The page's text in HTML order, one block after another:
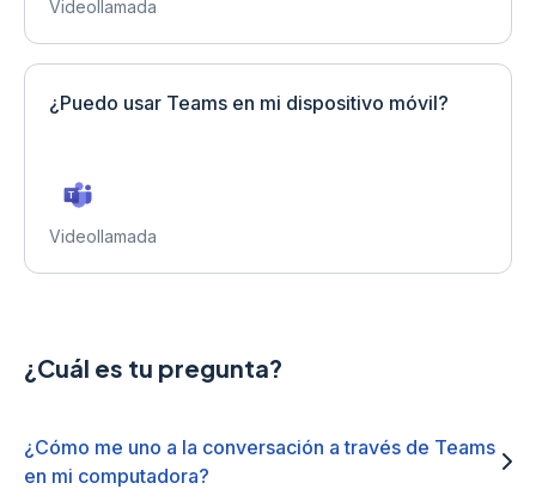
Videollamada
¿Puedo usar Teams en mi dispositivo móvil?
Videollamada
¿Cuál es tu pregunta?
¿Cómo me uno a la conversación a través de Teams
en mi computadora?